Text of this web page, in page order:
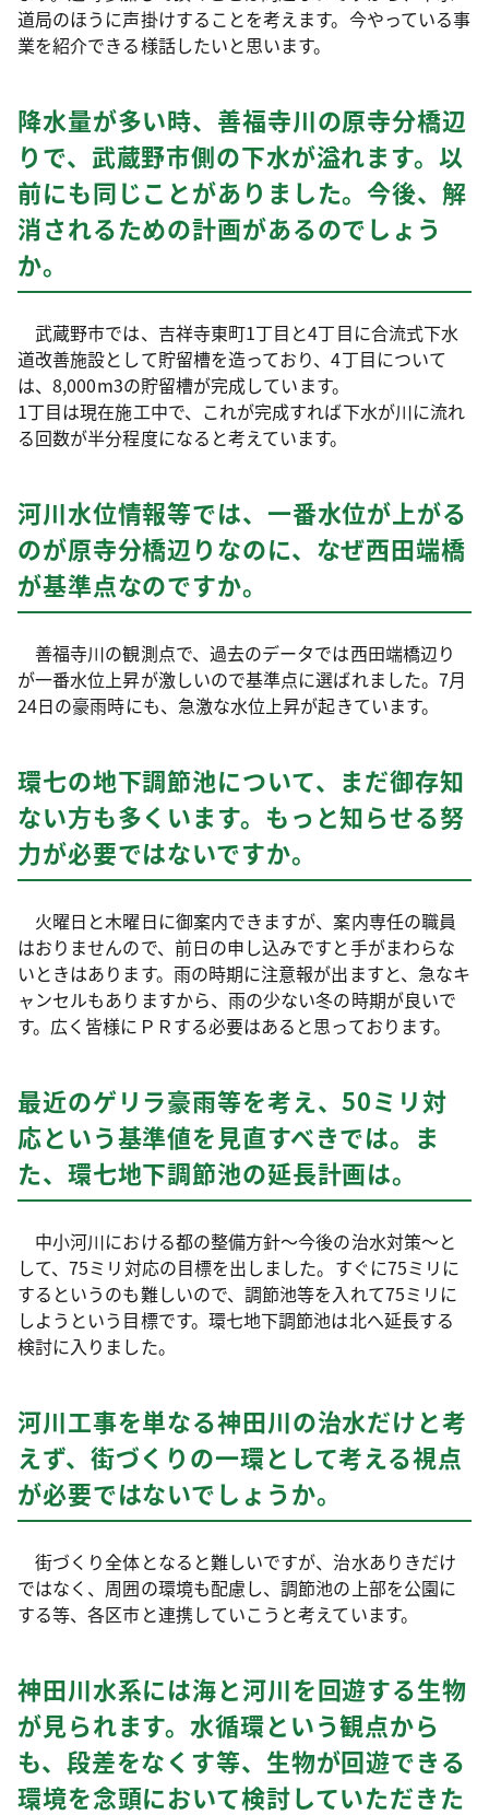
道局のほうに声掛けすることを考えます。今やっている事
業を紹介できる様話したいと思います。
降水量が多い時、善福寺川の原寺分橋辺
りで、武蔵野市側の下水が溢れます。以
前にも同じことがありました。今後、解
消されるための計画があるのでしょう
か。
武蔵野市では、吉祥寺東町1丁目と4丁目に合流式下水
道改善施設として貯留槽を造っており、4丁目について
は、8,000m3の貯留槽が完成しています。
1丁目は現在施工中で、これが完成すれば下水が川に流れ
る回数が半分程度になると考えています。
河川水位情報等では、一番水位が上がる
のが原寺分橋辺りなのに、なぜ西田端橋
が基準点なのですか。
善福寺川の観測点で、過去のデータでは西田端橋辺り
が一番水位上昇が激しいので基準点に選ばれました。7月
24日の豪雨時にも、急激な水位上昇が起きています。
環七の地下調節池について、まだ御存知
ない方も多くいます。もっと知らせる努
力が必要ではないですか。
火曜日と木曜日に御案内できますが、案内専任の職員
はおりませんので、前日の申し込みですと手がまわらな
いときはあります。雨の時期に注意報が出ますと、急なキ
ャンセルもありますから、雨の少ない冬の時期が良いで
す。広く皆様にＰＲする必要はあると思っております。
最近のゲリラ豪雨等を考え、50ミリ対
応という基準値を見直すべきでは。ま
た、環七地下調節池の延長計画は。
中小河川における都の整備方針～今後の治水対策～と
して、75ミリ対応の目標を出しました。すぐに75ミリに
するというのも難しいので、調節池等を入れて75ミリに
しようという目標です。環七地下調節池は北へ延長する
検討に入りました。
河川工事を単なる神田川の治水だけと考
えず、街づくりの一環として考える視点
が必要ではないでしょうか。
街づくり全体となると難しいですが、治水ありきだけ
ではなく、周囲の環境も配慮し、調節池の上部を公園に
する等、各区市と連携していこうと考えています。
神田川水系には海と河川を回遊する生物
が見られます。水循環という観点から
も、段差をなくす等、生物が回遊できる
環境を念頭において検討していただきた